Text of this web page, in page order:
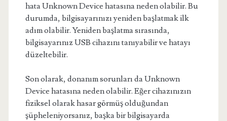
hata Unknown Device hatasına neden olabilir. Bu
durumda, bilgisayarınızı yeniden başlatmak ilk
adım olabilir. Yeniden başlatma sırasında,
bilgisayarınız USB cihazını tanıyabilir ve hatayı
düzeltebilir.
Son olarak, donanım sorunları da Unknown
Device hatasına neden olabilir. Eğer cihazınızın
fiziksel olarak hasar görmüş olduğundan
şüpheleniyorsanız, başka bir bilgisayarda